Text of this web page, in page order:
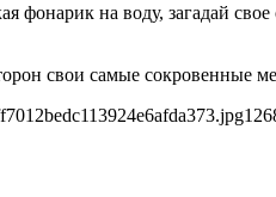
на воду, загадай
свои самые сокровенные